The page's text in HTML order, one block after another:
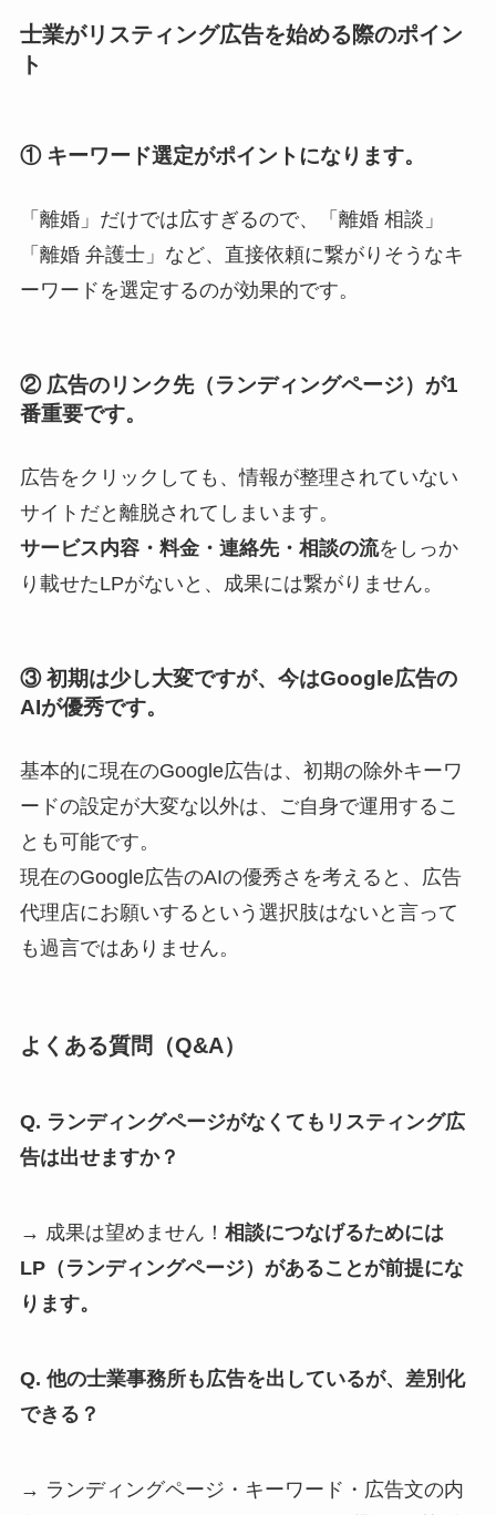
士業がリスティング広告を始める際のポイン
ト
① キーワード選定がポイントになります。
「離婚」だけでは広すぎるので、「離婚 相談」
「離婚 弁護士」など、直接依頼に繋がりそうなキ
ーワードを選定するのが効果的です。
② 広告のリンク先（ランディングページ）が1
番重要です。
広告をクリックしても、情報が整理されていない
サイトだと離脱されてしまいます。
サービス内容・料金・連絡先・相談の流をしっか
り載せたLPがないと、成果には繋がりません。
③ 初期は少し大変ですが、今はGoogle広告の
AIが優秀です。
基本的に現在のGoogle広告は、初期の除外キーワ
ードの設定が大変な以外は、ご自身で運用するこ
とも可能です。
現在のGoogle広告のAIの優秀さを考えると、広告
代理店にお願いするという選択肢はないと言って
も過言ではありません。
よくある質問（Q&A）
Q. ランディングページがなくてもリスティング広
告は出せますか？
→ 成果は望めません！ 相談につなげるためには
LP（ランディングページ）があることが前提にな
ります。
Q. 他の士業事務所も広告を出しているが、差別化
できる？
→ ランディングページ・キーワード・広告文の内